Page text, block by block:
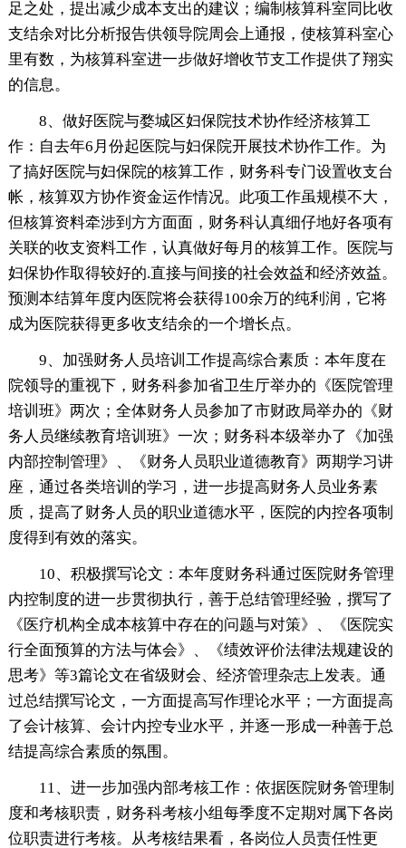
足之处，提出减少成本支出的建议；编制核算科室同比收
支结余对比分析报告供领导院周会上通报，使核算科室心
里有数，为核算科室进一步做好增收节支工作提供了翔实
的信息。
8、做好医院与婺城区妇保院技术协作经济核算工
作：自去年6月份起医院与妇保院开展技术协作工作。为
了搞好医院与妇保院的核算工作，财务科专门设置收支台
帐，核算双方协作资金运作情况。此项工作虽规模不大，
但核算资料牵涉到方方面面，财务科认真细仔地好各项有
关联的收支资料工作，认真做好每月的核算工作。医院与
妇保协作取得较好的.直接与间接的社会效益和经济效益。
预测本结算年度内医院将会获得100余万的纯利润，它将
成为医院获得更多收支结余的一个增长点。
9、加强财务人员培训工作提高综合素质：本年度在
院领导的重视下，财务科参加省卫生厅举办的《医院管理
培训班》两次；全体财务人员参加了市财政局举办的《财
务人员继续教育培训班》一次；财务科本级举办了《加强
内部控制管理》、《财务人员职业道德教育》两期学习讲
座，通过各类培训的学习，进一步提高财务人员业务素
质，提高了财务人员的职业道德水平，医院的内控各项制
度得到有效的落实。
10、积极撰写论文：本年度财务科通过医院财务管理
内控制度的进一步贯彻执行，善于总结管理经验，撰写了
《医疗机构全成本核算中存在的问题与对策》、《医院实
行全面预算的方法与体会》、《绩效评价法律法规建设的
思考》等3篇论文在省级财会、经济管理杂志上发表。通
过总结撰写论文，一方面提高写作理论水平；一方面提高
了会计核算、会计内控专业水平，并逐一形成一种善于总
结提高综合素质的氛围。
11、进一步加强内部考核工作：依据医院财务管理制
度和考核职责，财务科考核小组每季度不定期对属下各岗
位职责进行考核。从考核结果看，各岗位人员责任性更